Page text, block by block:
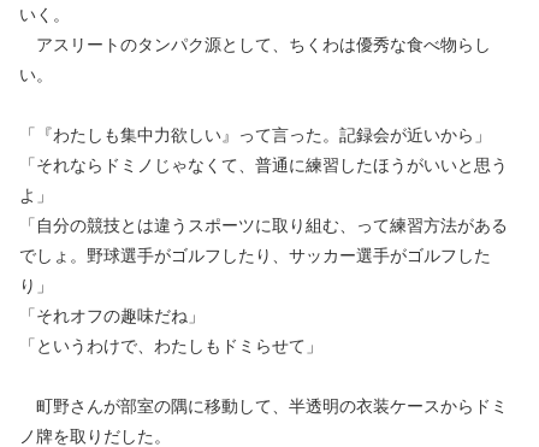
いく。
アスリートのタンパク源として、ちくわは優秀な食べ物らし
い。
「『わたしも集中力欲しい』って言った。記録会が近いから」
「それならドミノじゃなくて、普通に練習したほうがいいと思う
よ」
「自分の競技とは違うスポーツに取り組む、って練習方法がある
でしょ。野球選手がゴルフしたり、サッカー選手がゴルフした
り」
「それオフの趣味だね」
「というわけで、わたしもドミらせて」
町野さんが部室の隅に移動して、半透明の衣装ケースからドミ
ノ牌を取りだした。